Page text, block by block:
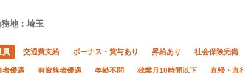
地：埼玉
員 交通費支給 ボーナス・賞与あり 昇給あり 社会保険完備
者優遇 有資格者優遇 年齢不問 残業月10時間以下 直帰・直